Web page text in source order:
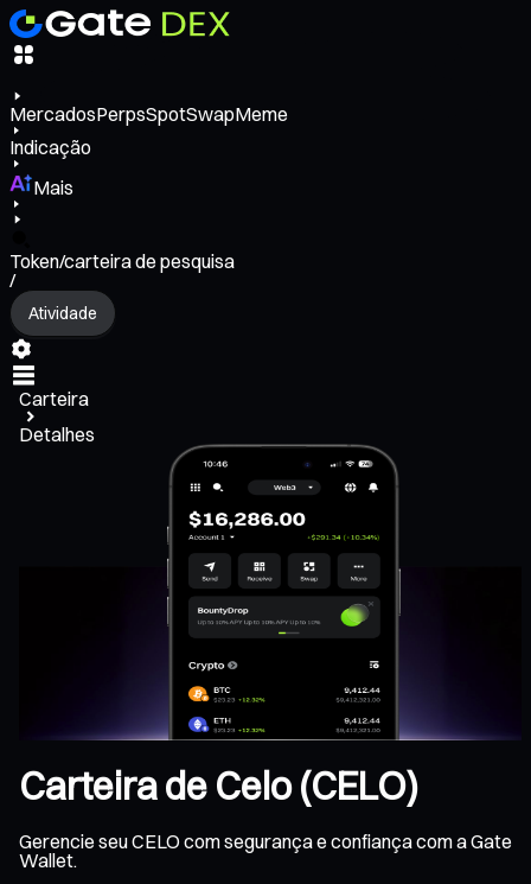
MercadosPerpsSpotSwapMeme
Indicação
Mais
Token/carteira de pesquisa
/
Atividade
Carteira
Detalhes
Carteira de Celo (CELO)
Gerencie seu CELO com segurança e confiança com a Gate
Wallet.